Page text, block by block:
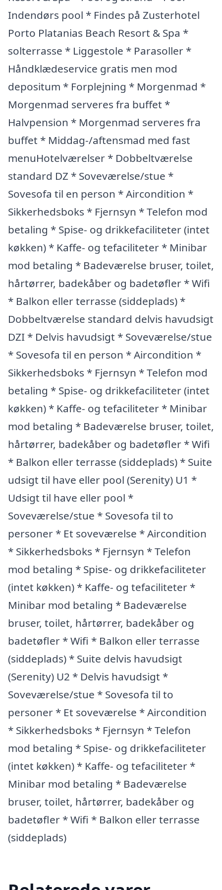
Indendørs pool * Findes på Zusterhotel
Porto Platanias Beach Resort & Spa *
solterrasse * Liggestole * Parasoller *
Håndklædeservice gratis men mod
depositum * Forplejning * Morgenmad *
Morgenmad serveres fra buffet *
Halvpension * Morgenmad serveres fra
buffet * Middag-/aftensmad med fast
menuHotelværelser * Dobbeltværelse
standard DZ * Soveværelse/stue *
Sovesofa til en person * Aircondition *
Sikkerhedsboks * Fjernsyn * Telefon mod
betaling * Spise- og drikkefaciliteter (intet
køkken) * Kaffe- og tefaciliteter * Minibar
mod betaling * Badeværelse bruser, toilet,
hårtørrer, badekåber og badetøfler * Wifi
* Balkon eller terrasse (siddeplads) *
Dobbeltværelse standard delvis havudsigt
DZI * Delvis havudsigt * Soveværelse/stue
* Sovesofa til en person * Aircondition *
Sikkerhedsboks * Fjernsyn * Telefon mod
betaling * Spise- og drikkefaciliteter (intet
køkken) * Kaffe- og tefaciliteter * Minibar
mod betaling * Badeværelse bruser, toilet,
hårtørrer, badekåber og badetøfler * Wifi
* Balkon eller terrasse (siddeplads) * Suite
udsigt til have eller pool (Serenity) U1 *
Udsigt til have eller pool *
Soveværelse/stue * Sovesofa til to
personer * Et soveværelse * Aircondition
* Sikkerhedsboks * Fjernsyn * Telefon
mod betaling * Spise- og drikkefaciliteter
(intet køkken) * Kaffe- og tefaciliteter *
Minibar mod betaling * Badeværelse
bruser, toilet, hårtørrer, badekåber og
badetøfler * Wifi * Balkon eller terrasse
(siddeplads) * Suite delvis havudsigt
(Serenity) U2 * Delvis havudsigt *
Soveværelse/stue * Sovesofa til to
personer * Et soveværelse * Aircondition
* Sikkerhedsboks * Fjernsyn * Telefon
mod betaling * Spise- og drikkefaciliteter
(intet køkken) * Kaffe- og tefaciliteter *
Minibar mod betaling * Badeværelse
bruser, toilet, hårtørrer, badekåber og
badetøfler * Wifi * Balkon eller terrasse
(siddeplads)